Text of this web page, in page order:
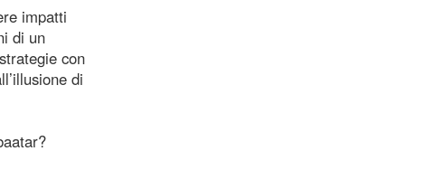
impatti
di un
con
di